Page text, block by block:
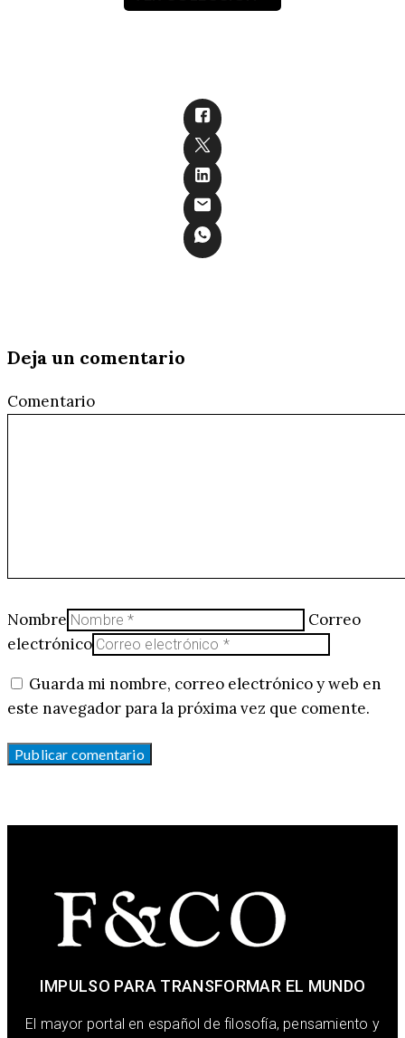
Deja un comentario
Comentario
Nombre
Correo
electrónico
Guarda mi nombre, correo electrónico y web en
este navegador para la próxima vez que comente.
IMPULSO PARA TRANSFORMAR EL MUNDO
El mayor portal en español de filosofía, pensamiento y